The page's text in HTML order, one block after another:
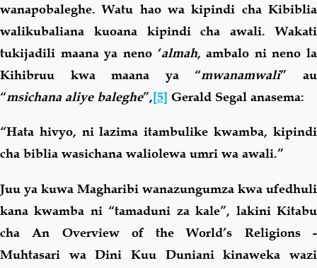
wanapobaleghe. Watu hao wa kipindi cha Kibiblia
walikubaliana kuoana kipindi cha awali. Wakati
tukijadili maana ya neno ‘almah, ambalo ni neno la
Kihibruu kwa maana ya “mwanamwali” au
“msichana aliye baleghe”,[5] Gerald Segal anasema:
“Hata hivyo, ni lazima itambulike kwamba, kipindi
cha biblia wasichana waliolewa umri wa awali.”
Juu ya kuwa Magharibi wanazungumza kwa ufedhuli
kana kwamba ni “tamaduni za kale”, lakini Kitabu
cha An Overview of the World’s Religions -
Muhtasari wa Dini Kuu Duniani kinaweka wazi